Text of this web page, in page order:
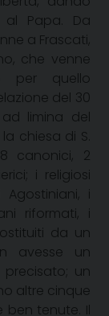
Papa. Da
a Frascati,
che venne
per quello
del 30
limina del
chiesa di S.
canonici, 2
i religiosi
i
riformati, i
da un
avesse un
un
altre cinque
tenute. Il